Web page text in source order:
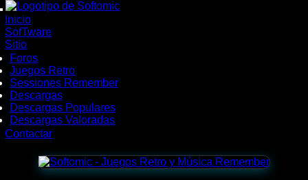
wWw.SofTomiC.org
-
Descargas
Inicio
SofTware
Sitio
Foros
Juegos Retro
Sessiones Remember
Descargas
Descargas Populares
Descargas Valoradas
Contactar